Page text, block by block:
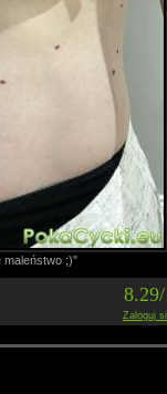
maleństwo ;)"
Zaloguj